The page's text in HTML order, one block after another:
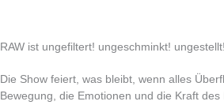
RAW ist ungefiltert! ungeschminkt! ungestellt!
Die Show feiert, was bleibt, wenn alles
Bewegung, die Emotionen und die Kraft